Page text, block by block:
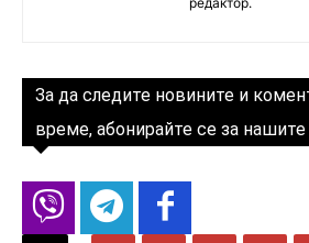
За да следите новините и
време, абонирайте се за нашите